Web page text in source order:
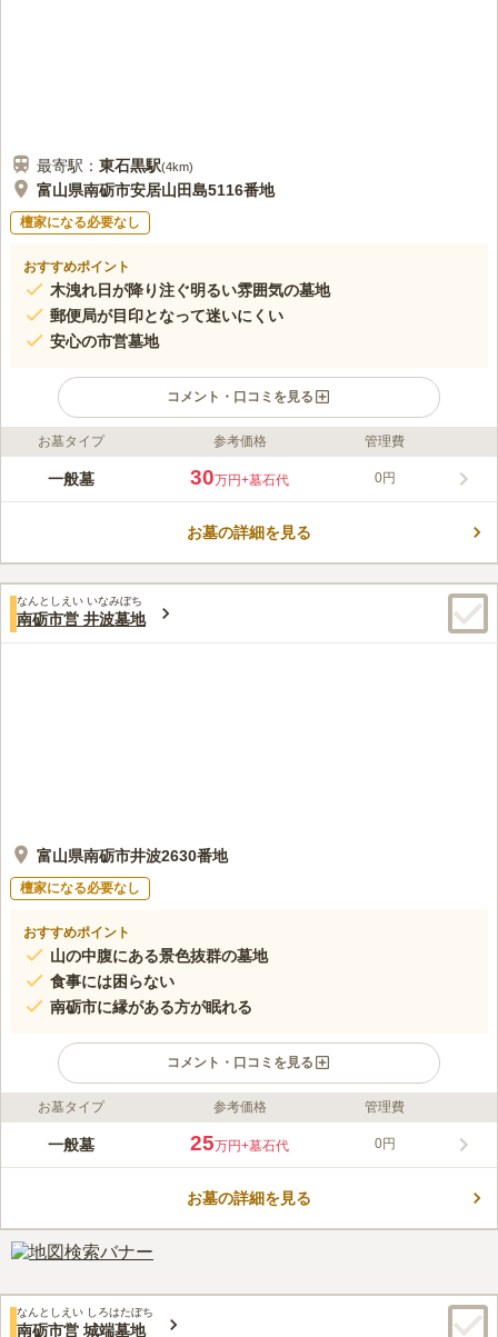
最寄駅： 東石黒駅(4km)
富山県南砺市安居山田島5116番地
檀家になる必要なし
おすすめポイント
木洩れ日が降り注ぐ明るい雰囲気の墓地
郵便局が目印となって迷いにくい
安心の市営墓地
コメント・口コミを見る
ライフドット編集部のコメント
宗教不問で利用できる南砺市の市営墓地です。 南砺市にお住い
12㎡と3つのプランから選択可能です。 また敷地内には屋根付き
す。
口コミ評価
みんなの評価
市営バスとかも走っていませんので自宅から車を走らせて行きま
お墓タイプ 参考価格 管理費
一般墓 30万円+墓石代 0円
お墓の詳細を見る
なんとしえい いなみぼち
南砺市営 井波墓地
富山県南砺市井波2630番地
檀家になる必要なし
おすすめポイント
山の中腹にある景色抜群の墓地
食事には困らない
南砺市に縁がある方が眠れる
コメント・口コミを見る
ライフドット編集部のコメント
宗教不問で利用できる南砺市の市営墓地です。 南砺市外の方で
を建立したい方にもおすすめです。 周囲には複数の公園やお寺
とができます。
口コミ評価
お墓タイプ 参考価格 管理費
一般墓 25万円+墓石代 0円
お墓の詳細を見る
なんとしえい しろはたぼち
南砺市営 城端墓地